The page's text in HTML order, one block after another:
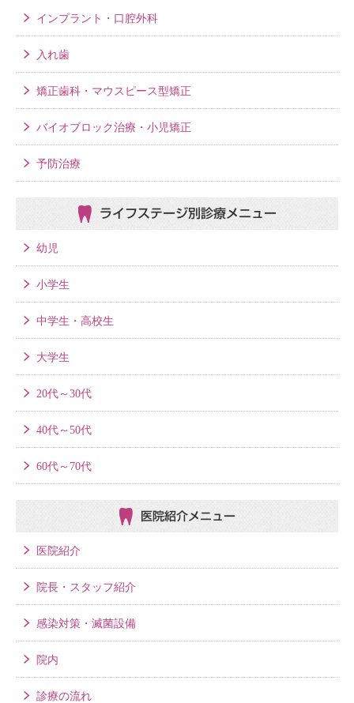
インプラント・口腔外科
入れ歯
矯正歯科・マウスピース型矯正
バイオブロック治療・小児矯正
予防治療
ライフステージ別 診療メニュー
幼児
小学生
中学生・高校生
大学生
20代～30代
40代～50代
60代～70代
医院紹介メニュー
医院紹介
院長・スタッフ紹介
感染対策・滅菌設備
院内
診療の流れ